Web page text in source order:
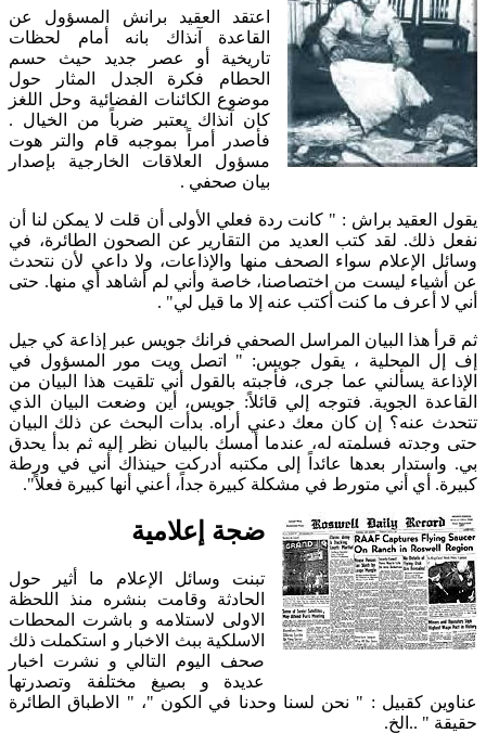
اعتقد العقيد برانش المسؤول عن
القاعدة آنذاك بانه أمام لحظات
تاريخية أو عصر جديد حيث حسم
الحطام فكرة الجدل المثار حول
موضوع الكائنات الفضائية وحل اللغز
كان آنذاك يعتبر ضرباً من الخيال .
فأصدر أمراً بموجبه قام والتر هوت
مسؤول العلاقات الخارجية بإصدار
بيان صحفي .
يقول العقيد براش : " كانت ردة فعلي الأولى أن قلت لا يمكن لنا أن
نفعل ذلك. لقد كتب العديد من التقارير عن الصحون الطائرة، في
وسائل الإعلام سواء الصحف منها والإذاعات، ولا داعي لأن نتحدث
عن أشياء ليست من اختصاصنا، خاصة وأني لم أشاهد أي منها. حتى
أني لا أعرف ما كنت أكتب عنه إلا ما قيل لي" .
ثم قرأ هذا البيان المراسل الصحفي فرانك جويس عبر إذاعة كي جيل
إف إل المحلية ، يقول جويس: " اتصل ويت مور المسؤول في
الإذاعة يسألني عما جرى، فأجبته بالقول أني تلقيت هذا البيان من
القاعدة الجوية. فتوجه إلي قائلاً: جويس، أين وضعت البيان الذي
تتحدث عنه؟ إن كان معك دعني أراه. بدأت البحث عن ذلك البيان
حتى وجدته فسلمته له، عندما أمسك بالبيان نظر إليه ثم بدأ يحدق
بي. واستدار بعدها عائداً إلى مكتبه أدركت حينذاك أني في ورطة
كبيرة. أي أني متورط في مشكلة كبيرة جداً، أعني أنها كبيرة فعلاً".
ضجة إعلامية
تبنت وسائل الإعلام ما أثير حول
الحادثة وقامت بنشره منذ اللحظة
الاولى لاستلامه و باشرت المحطات
الاسلكية ببث الاخبار و استكملت ذلك
صحف اليوم التالي و نشرت اخبار
عديدة و بصيغ مختلفة وتصدرتها
عناوين كقبيل : " نحن لسنا وحدنا في الكون "، " الاطباق الطائرة
حقيقة " ..الخ.